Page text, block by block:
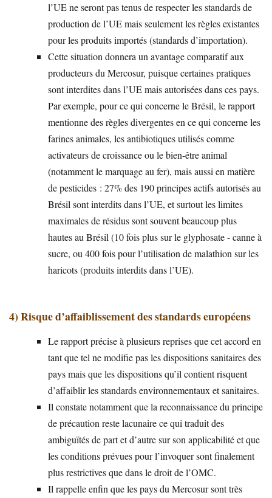
l’UE ne seront pas tenus de respecter les standards de
production de l’UE mais seulement les règles existantes
pour les produits importés (standards d’importation).
Cette situation donnera un avantage comparatif aux
producteurs du Mercosur, puisque certaines pratiques
sont interdites dans l’UE mais autorisées dans ces pays.
Par exemple, pour ce qui concerne le Brésil, le rapport
mentionne des règles divergentes en ce qui concerne les
farines animales, les antibiotiques utilisés comme
activateurs de croissance ou le bien-être animal
(notamment le marquage au fer), mais aussi en matière
de pesticides : 27% des 190 principes actifs autorisés au
Brésil sont interdits dans l’UE, et surtout les limites
maximales de résidus sont souvent beaucoup plus
hautes au Brésil (10 fois plus sur le glyphosate - canne à
sucre, ou 400 fois pour l’utilisation de malathion sur les
haricots (produits interdits dans l’UE).
4) Risque d’affaiblissement des standards européens
Le rapport précise à plusieurs reprises que cet accord en
tant que tel ne modifie pas les dispositions sanitaires des
pays mais que les dispositions qu’il contient risquent
d’affaiblir les standards environnementaux et sanitaires.
Il constate notamment que la reconnaissance du principe
de précaution reste lacunaire ce qui traduit des
ambiguïtés de part et d’autre sur son applicabilité et que
les conditions prévues pour l’invoquer sont finalement
plus restrictives que dans le droit de l’OMC.
Il rappelle enfin que les pays du Mercosur sont très